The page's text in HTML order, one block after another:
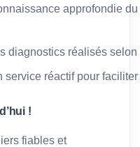
approfondie
diagnostics réalisés
service réactif pour
!
fiables et